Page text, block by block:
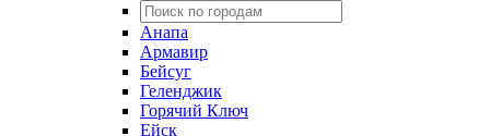
Анапа
Армавир
Бейсуг
Геленджик
Горячий Ключ
Ейск